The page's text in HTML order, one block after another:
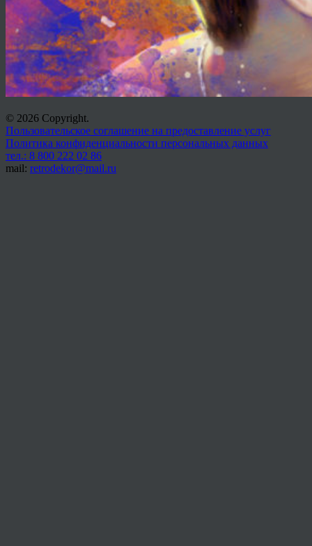
© 2026 Copyright.
Пользовательское соглашение на предоставление услуг
Политика конфиденциальности персональных данных
тел.: 8 800 222 02 86
mail: retrodekor@mail.ru